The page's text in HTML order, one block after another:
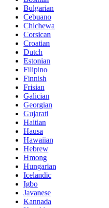
Bulgarian
Cebuano
Chichewa
Corsican
Croatian
Dutch
Estonian
Filipino
Finnish
Frisian
Galician
Georgian
Gujarati
Haitian
Hausa
Hawaiian
Hebrew
Hmong
Hungarian
Icelandic
Igbo
Javanese
Kannada